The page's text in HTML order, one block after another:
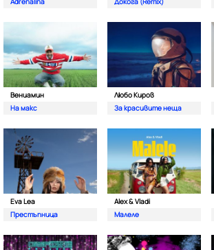
Вениамин
На макс
Любо Киров
За красивите неща
Eva Lea
Престъпница
Alex & Vladi
Малеле